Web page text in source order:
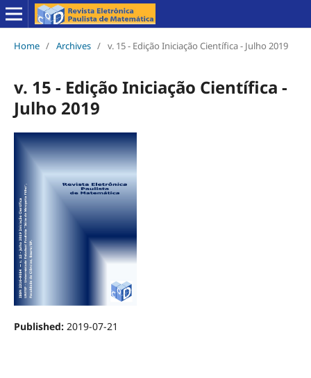
Home / Archives / v. 15 - Edição Iniciação Científica - Julho 2019
v. 15 - Edição Iniciação Científica -
Julho 2019
Published: 2019-07-21